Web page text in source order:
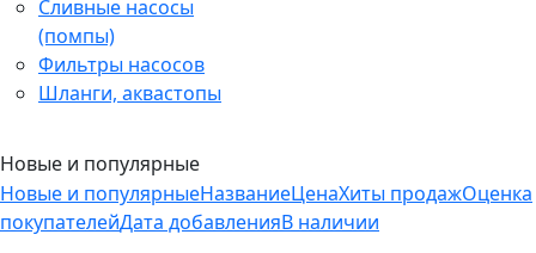
Сливные насосы
(помпы)
Фильтры насосов
Шланги, аквастопы
Новые и популярные
Новые и популярныеНазваниеЦенаХиты продажОценка
покупателейДата добавленияВ наличии